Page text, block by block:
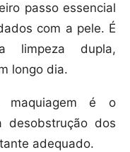
passo essencial
com a pele. É
limpeza dupla,
longo dia.
maquiagem é o
desobstrução dos
adequado.